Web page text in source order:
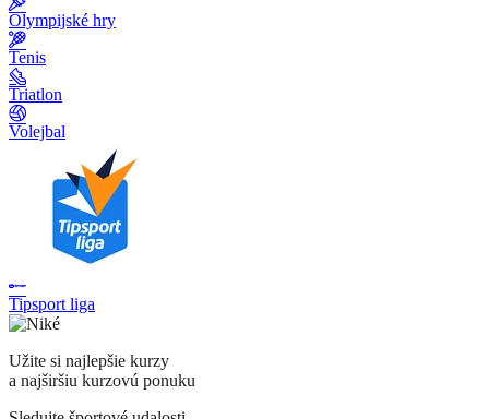
Olympijské hry
Tenis
Triatlon
Volejbal
Tipsport liga
Užite si najlepšie kurzy
a najširšiu kurzovú ponuku